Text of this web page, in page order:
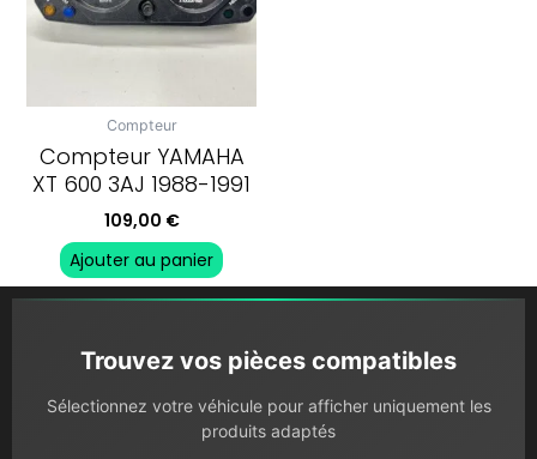
Compteur
Compteur YAMAHA
XT 600 3AJ 1988-1991
109,00 €
Ajouter au panier
Trouvez vos pièces compatibles
Sélectionnez votre véhicule pour afficher uniquement les
produits adaptés